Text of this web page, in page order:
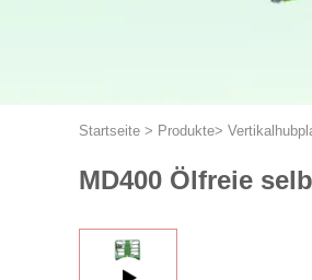
Startseite > Produkte>
MD400 Ölfreie